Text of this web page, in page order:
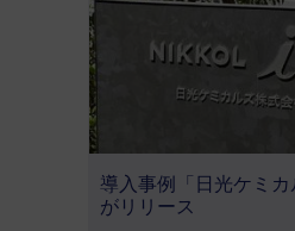
導入事例「日光ケミカ
がリリース